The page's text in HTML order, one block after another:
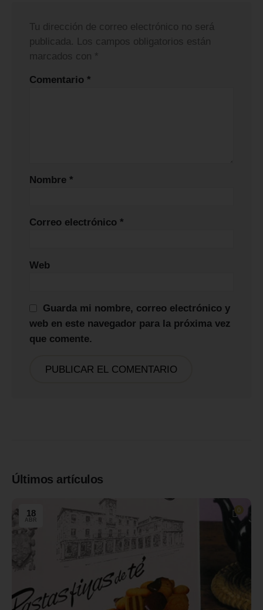
Tu dirección de correo electrónico no será
publicada. Los campos obligatorios están
marcados con *
Comentario *
Nombre *
Correo electrónico *
Web
Guarda mi nombre, correo electrónico y
web en este navegador para la próxima vez
que comente.
Últimos artículos
18
ABR
0